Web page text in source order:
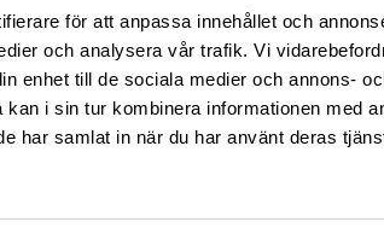
för att anpassa innehållet och
och analysera vår trafik. Vi
enhet till de sociala medier och annons-
i sin tur kombinera informationen med
har samlat in när du har använt deras